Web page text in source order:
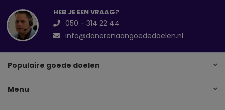
HEB JE EEN VRAAG?
050 - 314 22 44
info@donerenaangoededoelen.nl
Populaire goede doelen
Menu